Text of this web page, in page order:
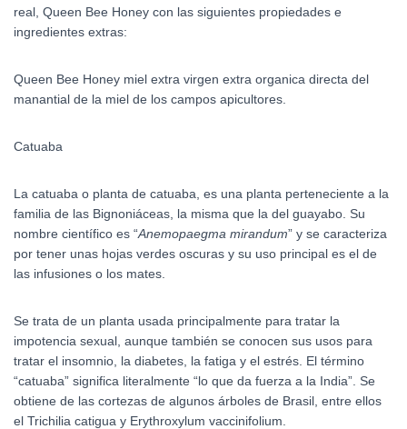
real, Queen Bee Honey con las siguientes propiedades e
ingredientes extras:
Queen Bee Honey miel extra virgen extra organica directa del
manantial de la miel de los campos apicultores.
Catuaba
La catuaba o planta de catuaba, es una planta perteneciente a la
familia de las Bignoniáceas, la misma que la del guayabo. Su
nombre científico es “Anemopaegma mirandum” y se caracteriza
por tener unas hojas verdes oscuras y su uso principal es el de
las infusiones o los mates.
Se trata de un planta usada principalmente para tratar la
impotencia sexual, aunque también se conocen sus usos para
tratar el insomnio, la diabetes, la fatiga y el estrés. El término
“catuaba” significa literalmente “lo que da fuerza a la India”. Se
obtiene de las cortezas de algunos árboles de Brasil, entre ellos
el Trichilia catigua y Erythroxylum vaccinifolium.